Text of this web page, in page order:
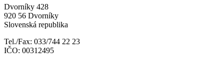
Dvorníky 428
920 56 Dvorníky
Slovenská republika
Tel./Fax: 033/744 22 23
IČO: 00312495